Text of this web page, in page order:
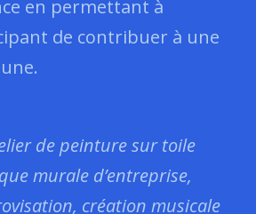
en permettant à
de contribuer à une
de peinture sur toile
murale d’entreprise,
création musicale